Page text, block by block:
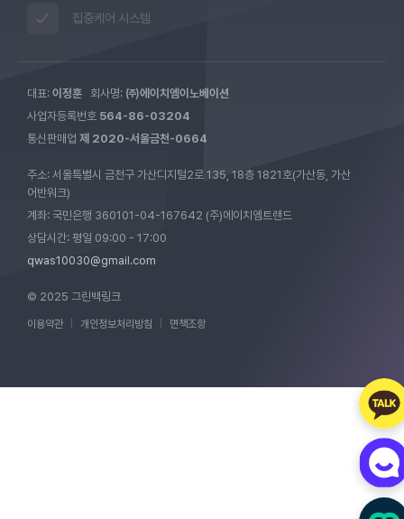
집중케어 시스템
대표: 이정훈 회사명: ㈜에이치엠이노베이션
사업자등록번호 564-86-03204
통신판매업 제 2020-서울금천-0664
주소: 서울특별시 금천구 가산디지털2로 135, 18층 1821호(가산동, 가산
어반워크)
계좌: 국민은행 360101-04-167642 (주)에이치엠트랜드
상담시간: 평일 09:00 - 17:00
qwas10030@gmail.com
© 2025 그린백링크
이용약관 개인정보처리방침 면책조항